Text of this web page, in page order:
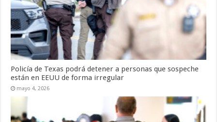
Policía de Texas podrá detener a personas que sospeche
están en EEUU de forma irregular
mayo 4, 2026